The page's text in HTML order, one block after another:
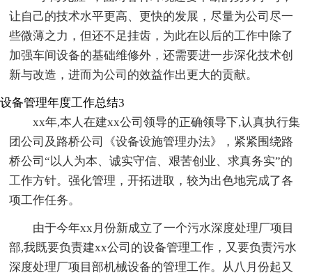
让自己的技术水平更高、更快的发展，尽量为公司尽一
些微薄之力，但还不足挂齿，为此在以后的工作中除了
加强车间设备的基础维修外，还需要进一步深化技术创
新与改造，进而为公司的效益作出更大的贡献。
设备管理年度工作总结3
xx年,本人在建xx公司领导的正确领导下,认真执行集
团公司及路桥公司《设备设施管理办法》，紧紧围绕路
桥公司“以人为本、诚实守信、艰苦创业、求真务实”的
工作方针。强化管理，开拓进取，较为出色地完成了各
项工作任务。
由于今年xx月份新成立了一个污水深度处理厂项目
部,我既要负责建xx公司的设备管理工作，又要负责污水
深度处理厂项目部机械设备的管理工作。从八月份起又